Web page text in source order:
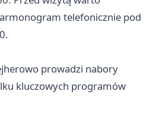
telefonicznie pod
prowadzi nabory
kluczowych programów